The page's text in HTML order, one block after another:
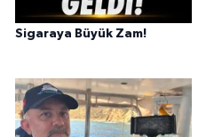
Sigaraya Büyük Zam!